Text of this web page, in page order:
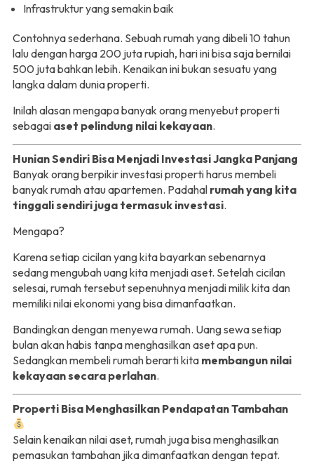
Infrastruktur yang semakin baik
Contohnya sederhana. Sebuah rumah yang dibeli 10 tahun
lalu dengan harga 200 juta rupiah, hari ini bisa saja bernilai
500 juta bahkan lebih. Kenaikan ini bukan sesuatu yang
langka dalam dunia properti.
Inilah alasan mengapa banyak orang menyebut properti
sebagai aset pelindung nilai kekayaan.
Hunian Sendiri Bisa Menjadi Investasi Jangka Panjang
Banyak orang berpikir investasi properti harus membeli
banyak rumah atau apartemen. Padahal rumah yang kita
tinggali sendiri juga termasuk investasi.
Mengapa?
Karena setiap cicilan yang kita bayarkan sebenarnya
sedang mengubah uang kita menjadi aset. Setelah cicilan
selesai, rumah tersebut sepenuhnya menjadi milik kita dan
memiliki nilai ekonomi yang bisa dimanfaatkan.
Bandingkan dengan menyewa rumah. Uang sewa setiap
bulan akan habis tanpa menghasilkan aset apa pun.
Sedangkan membeli rumah berarti kita membangun nilai
kekayaan secara perlahan.
Properti Bisa Menghasilkan Pendapatan Tambahan
Selain kenaikan nilai aset, rumah juga bisa menghasilkan
pemasukan tambahan jika dimanfaatkan dengan tepat.